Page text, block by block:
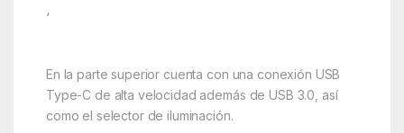
‘
En la parte superior cuenta con una conexión USB
Type-C de alta velocidad además de USB 3.0, así
como el selector de iluminación.